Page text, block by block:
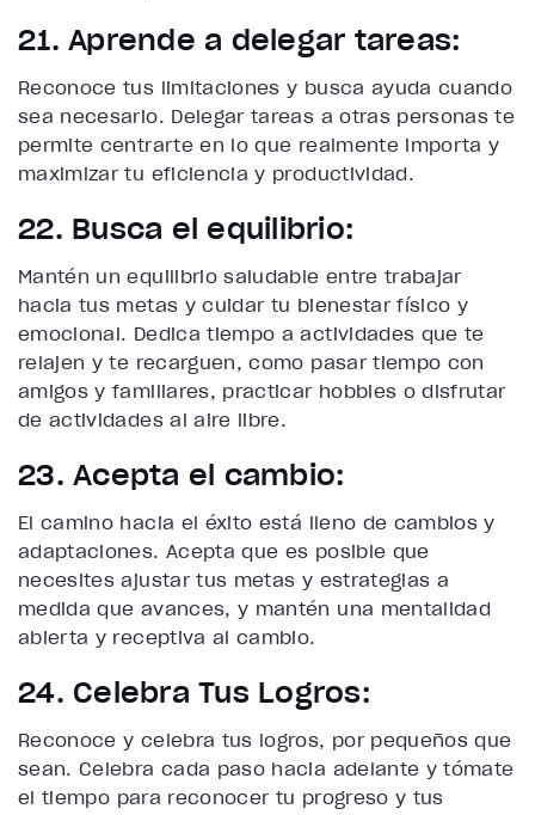
21. Aprende a delegar tareas:
Reconoce tus limitaciones y busca ayuda cuando
sea necesario. Delegar tareas a otras personas te
permite centrarte en lo que realmente importa y
maximizar tu eficiencia y productividad.
22. Busca el equilibrio:
Mantén un equilibrio saludable entre trabajar
hacia tus metas y cuidar tu bienestar físico y
emocional. Dedica tiempo a actividades que te
relajen y te recarguen, como pasar tiempo con
amigos y familiares, practicar hobbies o disfrutar
de actividades al aire libre.
23. Acepta el cambio:
El camino hacia el éxito está lleno de cambios y
adaptaciones. Acepta que es posible que
necesites ajustar tus metas y estrategias a
medida que avances, y mantén una mentalidad
abierta y receptiva al cambio.
24. Celebra Tus Logros:
Reconoce y celebra tus logros, por pequeños que
sean. Celebra cada paso hacia adelante y tómate
el tiempo para reconocer tu progreso y tus